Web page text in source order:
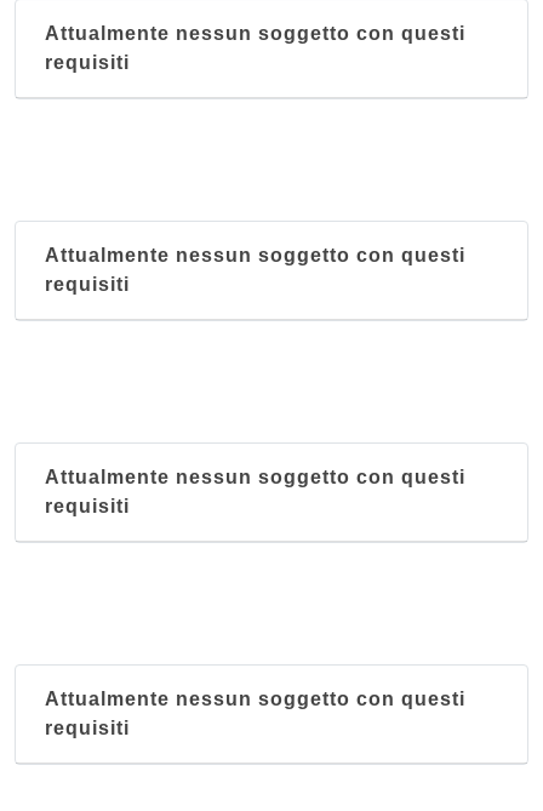
Attualmente nessun soggetto con questi
requisiti
Attualmente nessun soggetto con questi
requisiti
Attualmente nessun soggetto con questi
requisiti
Attualmente nessun soggetto con questi
requisiti